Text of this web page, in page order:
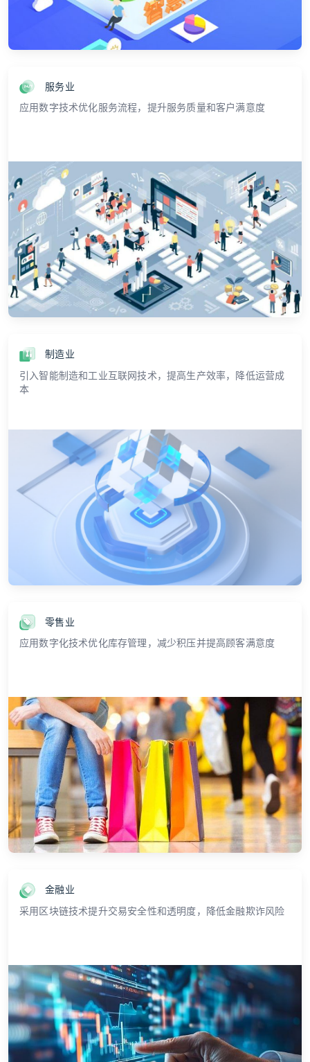
服务业
应用数字技术优化服务流程，提升服务质量和客户满意度
制造业
引入智能制造和工业互联网技术，提高生产效率，降低运营成
本
零售业
应用数字化技术优化库存管理，减少积压并提高顾客满意度
金融业
采用区块链技术提升交易安全性和透明度，降低金融欺诈风险